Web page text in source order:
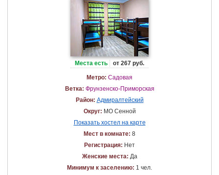
Места есть от 267 руб.
Метро: Садовая
Ветка: Фрунзенско-Приморская
Район: Адмиралтейский
Округ: МО Сенной
Показать хостел на карте
Мест в комнате: 8
Регистрация: Нет
Женские места: Да
Минимум к заселению: 1 чел.